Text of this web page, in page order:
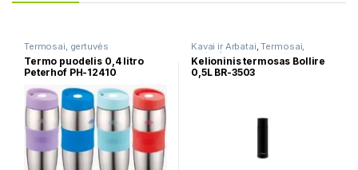
Termosai, gertuvės
Termo puodelis 0,4 litro
Peterhof PH-12410
Kavai ir Arbatai,Termosai,
gertuvės
Kelioninis termosas Bollire
0,5L BR-3503